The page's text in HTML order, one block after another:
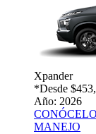
Xpander
*Desde
Año: 2026
CONÓCELO
MANEJO